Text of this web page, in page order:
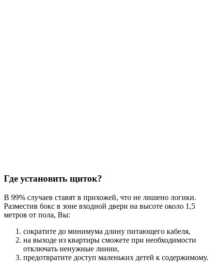
Где установить щиток?
В 99% случаев ставят в прихожей, что не лишено логики.
Разместив бокс в зоне входной двери на высоте около 1,5
метров от пола, Вы:
сократите до минимума длину питающего кабеля,
на выходе из квартиры сможете при необходимости
отключать ненужные линии,
предотвратите доступ маленьких детей к содержимому.